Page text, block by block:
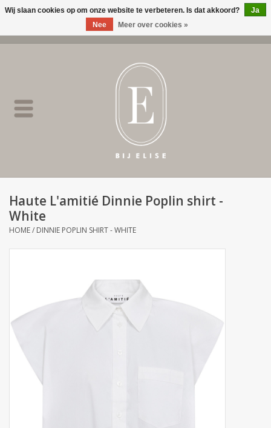
BIJ ELISE
SALE
Merken
Haute L'amitié Dinnie Poplin shirt -
White
HOME/ DINNIE POPLIN SHIRT - WHITE
Wij slaan cookies op om onze website te verbeteren. Is dat akkoord?
Ja
Nee
Meer over cookies »